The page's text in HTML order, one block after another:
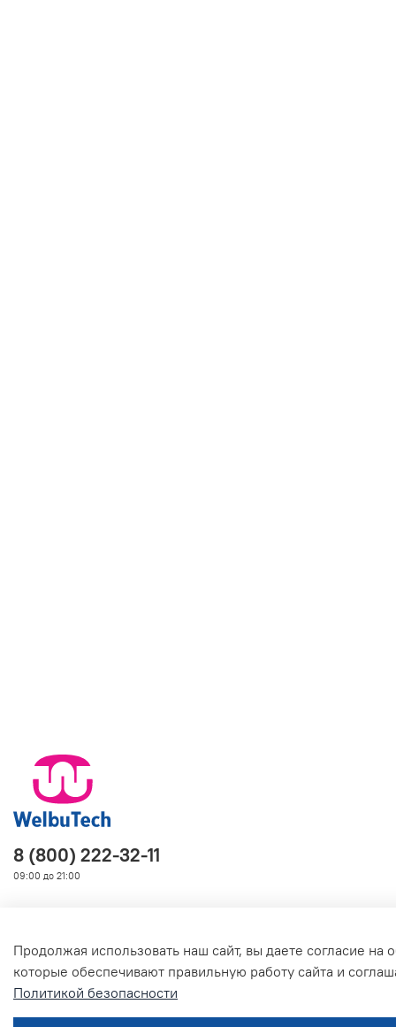
О магазине
8 (800) 222-32-11
09:00 до 21:00
Продолжая использовать наш сайт, вы даете согласие на
которые обеспечивают правильную работу сайта и
Политикой безопасности